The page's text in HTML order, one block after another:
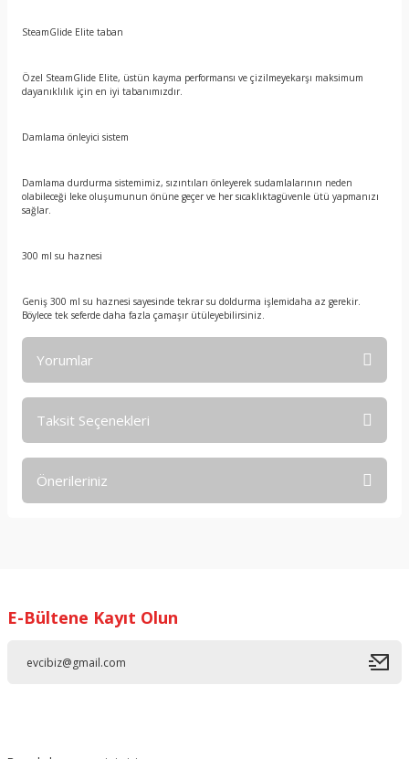
SteamGlide Elite taban
Özel SteamGlide Elite, üstün kayma performansı ve çizilmeyekarşı maksimum
dayanıklılık için en iyi tabanımızdır.
Damlama önleyici sistem
Damlama durdurma sistemimiz, sızıntıları önleyerek sudamlalarının neden
olabileceği leke oluşumunun önüne geçer ve her sıcaklıktagüvenle ütü yapmanızı
sağlar.
300 ml su haznesi
Geniş 300 ml su haznesi sayesinde tekrar su doldurma işlemidaha az gerekir.
Böylece tek seferde daha fazla çamaşır ütüleyebilirsiniz.
Yorumlar
Taksit Seçenekleri
Önerileriniz
Ürün resmi kalitesiz, bozuk veya görüntülenemiyor.
E-Bültene Kayıt Olun